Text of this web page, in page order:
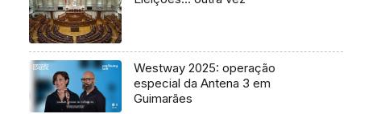
Westway 2025: operação
especial da Antena 3 em
Guimarães